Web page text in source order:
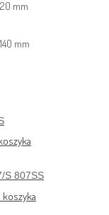
20 mm
140 mm
S 807SS
koszyka